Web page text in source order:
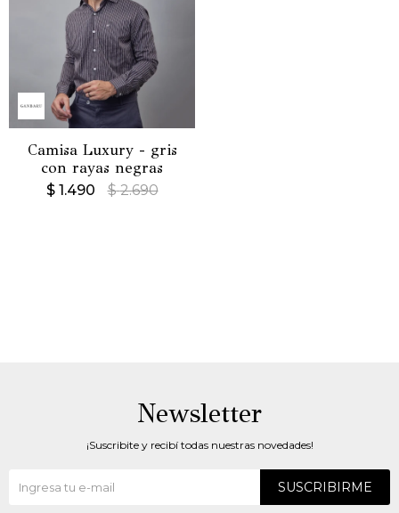
Camisa Luxury - gris
con rayas negras
$ 1.490 $ 2.690
Newsletter
¡Suscribite y recibí todas nuestras novedades!
SUSCRIBIRME